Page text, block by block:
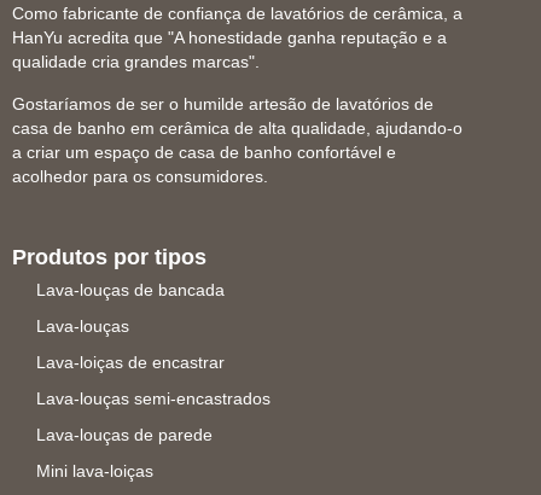
Como fabricante de confiança de lavatórios de cerâmica, a
HanYu acredita que "A honestidade ganha reputação e a
qualidade cria grandes marcas".
Gostaríamos de ser o humilde artesão de lavatórios de
casa de banho em cerâmica de alta qualidade, ajudando-o
a criar um espaço de casa de banho confortável e
acolhedor para os consumidores.
Produtos por tipos
Lava-louças de bancada
Lava-louças
Lava-loiças de encastrar
Lava-louças semi-encastrados
Lava-louças de parede
Mini lava-loiças